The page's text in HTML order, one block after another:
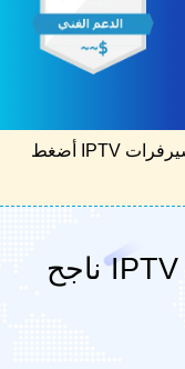
أفضل وارخص شركة استضافة سيرفرات IPTV أضغط